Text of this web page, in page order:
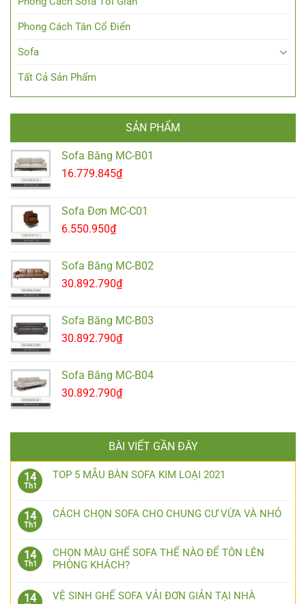
Phong Cách Tân Cổ Điển
Sofa
Tất Cả Sản Phẩm
SẢN PHẨM
Sofa Băng MC-B01
16.779.845₫
Sofa Đơn MC-C01
6.550.950₫
Sofa Băng MC-B02
30.892.790₫
Sofa Băng MC-B03
30.892.790₫
Sofa Băng MC-B04
30.892.790₫
BÀI VIẾT GẦN ĐÂY
14
Th1
TOP 5 MẪU BÀN SOFA KIM LOẠI 2021
14
Th1
CÁCH CHỌN SOFA CHO CHUNG CƯ VỪA VÀ NHỎ
14
Th1
CHỌN MÀU GHẾ SOFA THẾ NÀO ĐỂ TÔN LÊN
PHÒNG KHÁCH?
14 VỆ SINH GHẾ SOFA VẢI ĐƠN GIẢN TẠI NHÀ